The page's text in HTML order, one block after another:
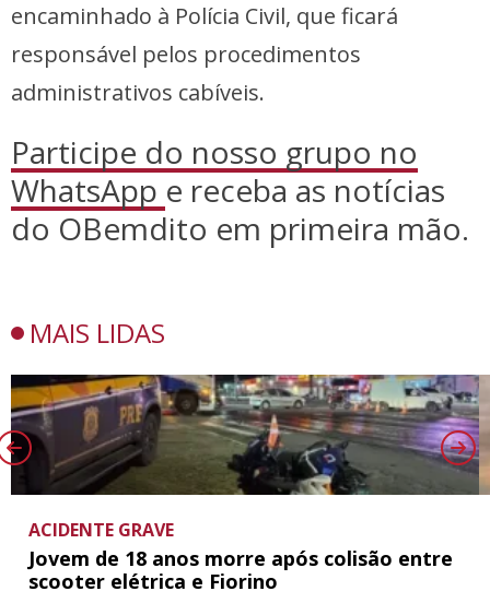
encaminhado à Polícia Civil, que ficará
responsável pelos procedimentos
administrativos cabíveis.
Participe do nosso grupo no
WhatsApp e receba as notícias
do OBemdito em primeira mão.
MAIS LIDAS
ACIDENTE GRAVE
Jovem de 18 anos morre após colisão entre
scooter elétrica e Fiorino